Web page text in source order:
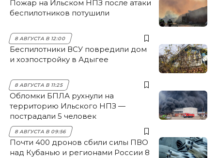
Пожар на Ильском НПЗ после атаки
беспилотников потушили
8 АВГУСТА В 12:00
Беспилотники ВСУ повредили дом
и хозпостройку в Адыгее
8 АВГУСТА В 11:25
Обломки БПЛА рухнули на
территорию Ильского НПЗ —
пострадали 5 человек
8 АВГУСТА В 09:56
Почти 400 дронов сбили силы ПВО
над Кубанью и регионами России 8